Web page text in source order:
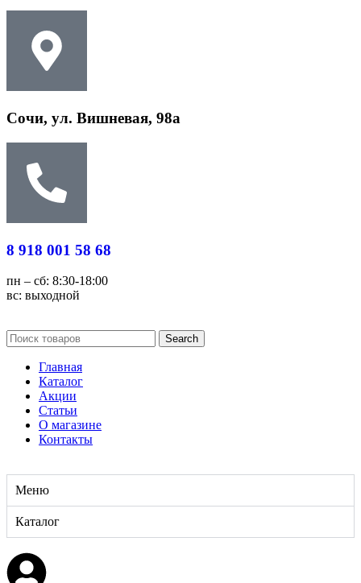
Сочи, ул. Вишневая, 98а
8 918 001 58 68
пн – сб: 8:30-18:00
вс: выходной
Search
Главная
Каталог
Акции
Статьи
О магазине
Контакты
Меню
Каталог